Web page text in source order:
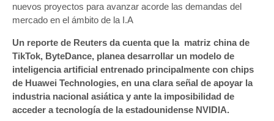
nuevos proyectos para avanzar acorde las demandas del
mercado en el ámbito de la I.A
Un reporte de Reuters da cuenta que la matriz china de
TikTok, ByteDance, planea desarrollar un modelo de
inteligencia artificial entrenado principalmente con chips
de Huawei Technologies, en una clara señal de apoyar la
industria nacional asiática y ante la imposibilidad de
acceder a tecnología de la estadounidense NVIDIA.